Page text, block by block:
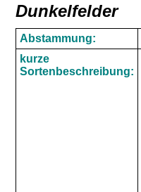
Dunkelfelder
Abstammung:
kurze
Sortenbeschreibung: